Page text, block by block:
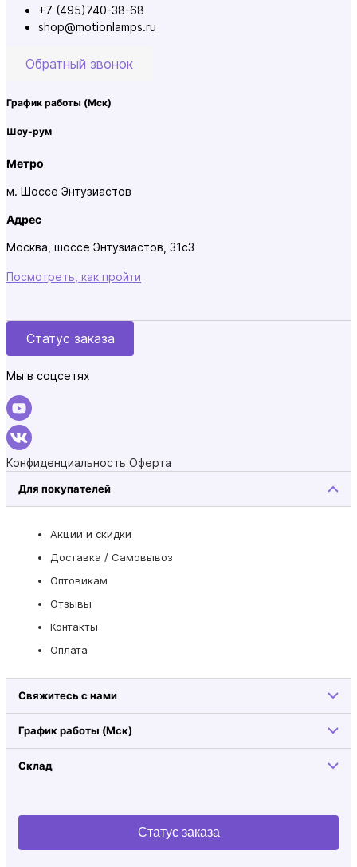
+7 (495)740-38-68
shop@motionlamps.ru
Обратный звонок
График работы (Мск)
Шоу-рум
Метро
м. Шоссе Энтузиастов
Адрес
Москва, шоссе Энтузиастов, 31с3
Посмотреть, как пройти
Статус заказа
Мы в соцсетях
Конфиденциальность Оферта
Для покупателей
Акции и скидки
Доставка / Самовывоз
Оптовикам
Отзывы
Контакты
Оплата
Свяжитесь с нами
График работы (Мск)
Склад
Статус заказа